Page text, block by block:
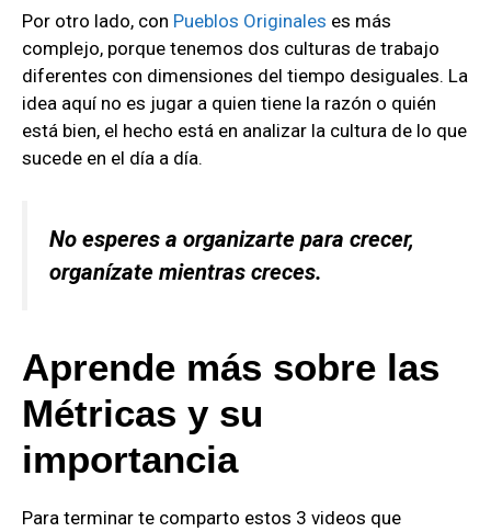
Por otro lado, con Pueblos Originales es más
complejo, porque tenemos dos culturas de trabajo
diferentes con dimensiones del tiempo desiguales. La
idea aquí no es jugar a quien tiene la razón o quién
está bien, el hecho está en analizar la cultura de lo que
sucede en el día a día.
No esperes a organizarte para crecer,
organízate mientras creces.
Aprende más sobre las
Métricas y su
importancia
Para terminar te comparto estos 3 videos que